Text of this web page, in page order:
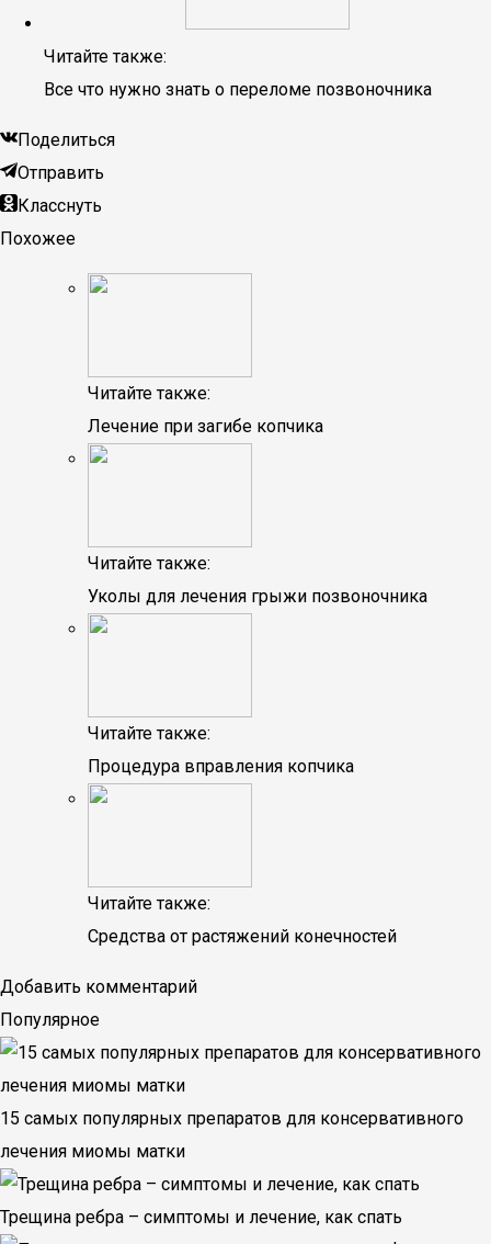
Читайте также:
Все что нужно знать о переломе позвоночника
Поделиться
Отправить
Класснуть
Похожее
Читайте также:
Лечение при загибе копчика
Читайте также:
Уколы для лечения грыжи позвоночника
Читайте также:
Процедура вправления копчика
Читайте также:
Средства от растяжений конечностей
Добавить комментарий
Популярное
15 самых популярных препаратов для консервативного
лечения миомы матки
Трещина ребра – симптомы и лечение, как спать